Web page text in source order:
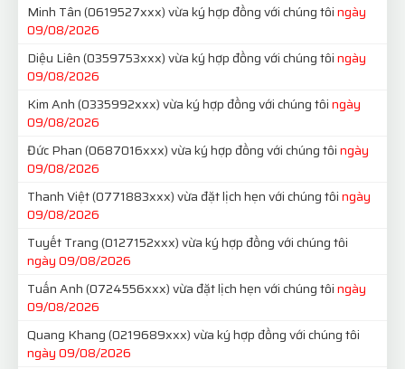
Minh Tân(0619527xxx)vừa ký hợp đồng với chúng tôingày
09/08/2026
Diệu Liên(0359753xxx)vừa ký hợp đồng với chúng tôingày
09/08/2026
Kim Anh(0335992xxx)vừa ký hợp đồng với chúng tôingày
09/08/2026
Đức Phan(0687016xxx)vừa ký hợp đồng với chúng tôingày
09/08/2026
Thanh Việt(0771883xxx)vừa đặt lịch hẹn với chúng tôingày
09/08/2026
Tuyết Trang(0127152xxx)vừa ký hợp đồng với chúng tôi
ngày 09/08/2026
Tuấn Anh(0724556xxx)vừa đặt lịch hẹn với chúng tôingày
09/08/2026
Quang Khang(0219689xxx)vừa ký hợp đồng với chúng tôi
ngày 09/08/2026